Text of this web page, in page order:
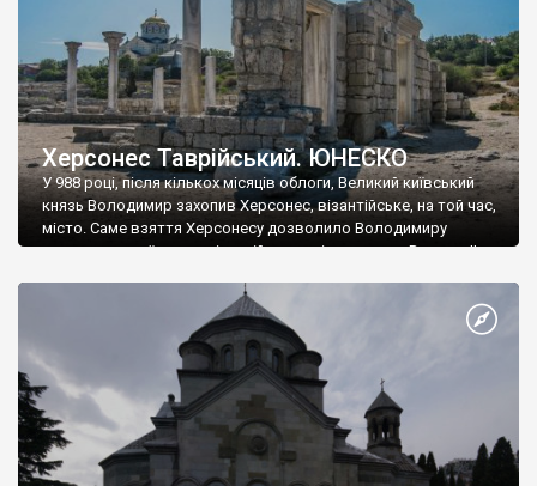
Херсонес Таврійський. ЮНЕСКО
У 988 році, після кількох місяців облоги, Великий київський
князь Володимир захопив Херсонес, візантійське, на той час,
місто. Саме взяття Херсонесу дозволило Володимиру
диктувати свої умови візантійському імператору Василю ІІ, та
Херсонесі Володимир-язичник, став Василем-християнином.
А потім було Хрещення Русі. На честь Херсонесу Таврійського